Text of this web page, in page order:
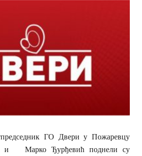
ГО Двери у Пожаревцу
и Марко Ђурђевић поднели су